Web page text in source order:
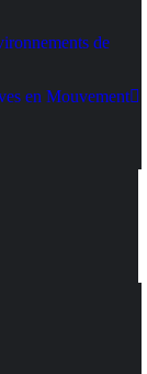
de
en Mouvement